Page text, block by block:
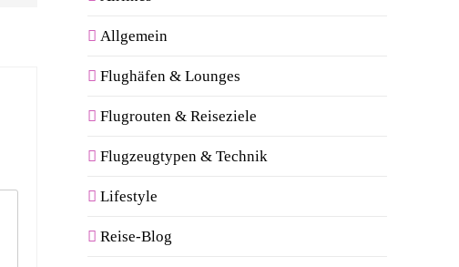
Allgemein
Flughäfen & Lounges
Flugrouten & Reiseziele
Flugzeugtypen & Technik
Lifestyle
Reise-Blog